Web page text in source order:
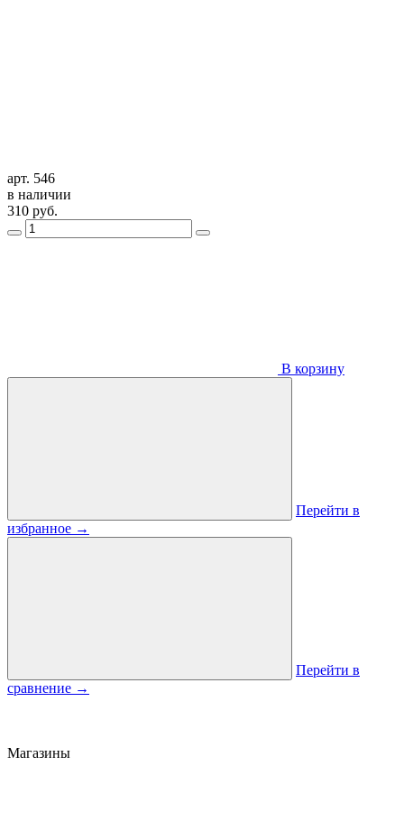
арт. 546
в наличии
310 руб.
В корзину
Перейти в
избранное →
Перейти в
сравнение →
Магазины